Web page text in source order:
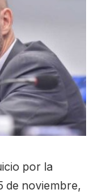
por la
de noviembre,